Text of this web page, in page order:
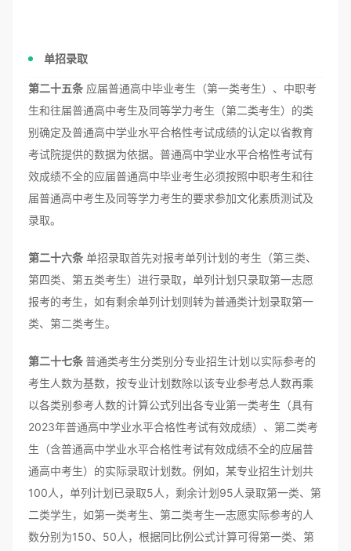
单招录取
第二十五条 应届普通高中毕业考生（第一类考生）、中职考
生和往届普通高中考生及同等学力考生（第二类考生）的类
别确定及普通高中学业水平合格性考试成绩的认定以省教育
考试院提供的数据为依据。普通高中学业水平合格性考试有
效成绩不全的应届普通高中毕业考生必须按照中职考生和往
届普通高中考生及同等学力考生的要求参加文化素质测试及
录取。
第二十六条 单招录取首先对报考单列计划的考生（第三类、
第四类、第五类考生）进行录取，单列计划只录取第一志愿
报考的考生，如有剩余单列计划则转为普通类计划录取第一
类、第二类考生。
第二十七条普通类考生分类别分专业招生计划以实际参考的
考生人数为基数，按专业计划数除以该专业参考总人数再乘
以各类别参考人数的计算公式列出各专业第一类考生（具有
2023年普通高中学业水平合格性考试有效成绩）、第二类考
生（含普通高中学业水平合格性考试有效成绩不全的应届普
通高中考生）的实际录取计划数。例如，某专业招生计划共
100人，单列计划已录取5人，剩余计划95人录取第一类、第
二类学生，如第一类考生、第二类考生一志愿实际参考的人
数分别为150、50人，根据同比例公式计算可得第一类、第